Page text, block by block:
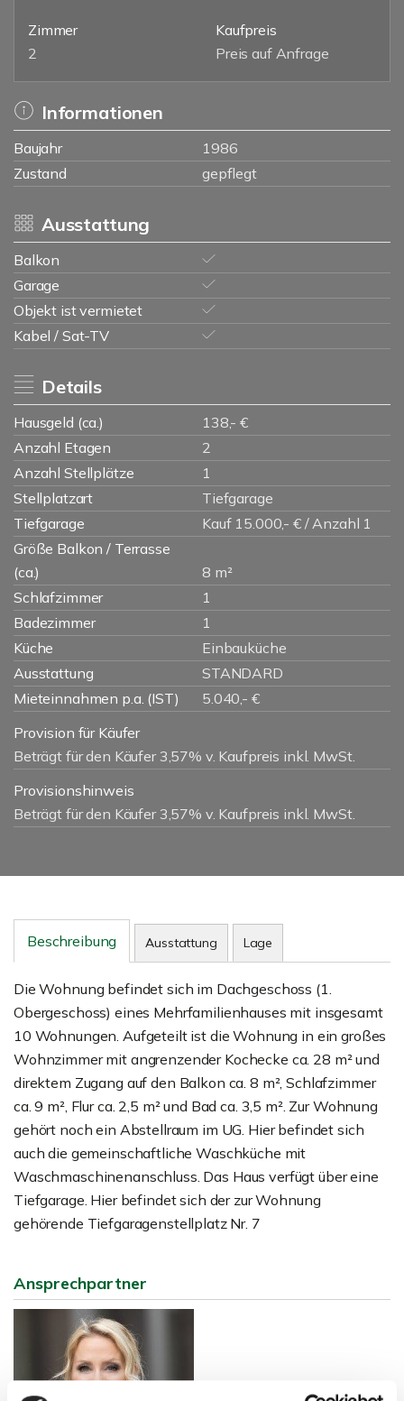
Zimmer
2
Kaufpreis
Preis auf Anfrage
Informationen
Baujahr
1986
Zustand
gepflegt
Ausstattung
Balkon
Garage
Objekt ist vermietet
Kabel / Sat-TV
Details
Hausgeld (ca.)
138,- €
Anzahl Etagen
2
Anzahl Stellplätze
1
Stellplatzart
Tiefgarage
Tiefgarage
Kauf 15.000,- € / Anzahl 1
Größe Balkon / Terrasse
(ca.)
8 m²
Schlafzimmer
1
Badezimmer
1
Küche
Einbauküche
Ausstattung
STANDARD
Mieteinnahmen p.a. (IST)
5.040,- €
Provision für Käufer
Beträgt für den Käufer 3,57% v. Kaufpreis inkl. MwSt.
Provisionshinweis
Beträgt für den Käufer 3,57% v. Kaufpreis inkl. MwSt.
Beschreibung Ausstattung Lage
Die Wohnung befindet sich im Dachgeschoss (1.
Obergeschoss) eines Mehrfamilienhauses mit insgesamt
10 Wohnungen. Aufgeteilt ist die Wohnung in ein großes
Wohnzimmer mit angrenzender Kochecke ca. 28 m² und
direktem Zugang auf den Balkon ca. 8 m², Schlafzimmer
ca. 9 m², Flur ca. 2,5 m² und Bad ca. 3,5 m². Zur Wohnung
gehört noch ein Abstellraum im UG. Hier befindet sich
auch die gemeinschaftliche Waschküche mit
Waschmaschinenanschluss. Das Haus verfügt über eine
Tiefgarage. Hier befindet sich der zur Wohnung
gehörende Tiefgaragenstellplatz Nr. 7
Ansprechpartner